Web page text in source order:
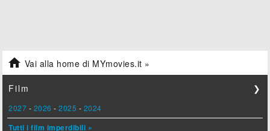
 Vai alla home di MYmovies.it »
Film ❯
2027 - 2026 -2025 - 2024
Tutti i film imperdibili »